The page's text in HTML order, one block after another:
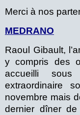
Merci à nos
MEDRANO
Raoul Gibault,
y compris des
accueilli
extraordinaire
novembre mais
dernier dîner